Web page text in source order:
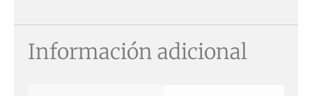
Información adicional